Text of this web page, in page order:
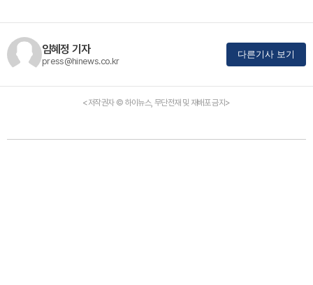
임혜정 기자
press@hinews.co.kr
다른기사 보기
<저작권자 © 하이뉴스, 무단전재 및 재배포 금지>